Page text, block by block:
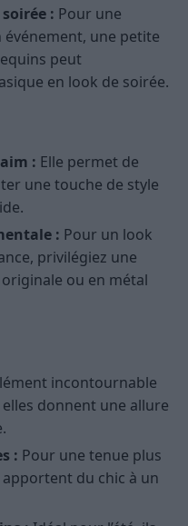
: Pour une
événement, une petite
peut
en look de soirée.
: Elle permet de
une touche de style
: Pour un look
privilégiez une
ou en métal
incontournable
donnent une allure
: Pour une tenue plus
du chic à un